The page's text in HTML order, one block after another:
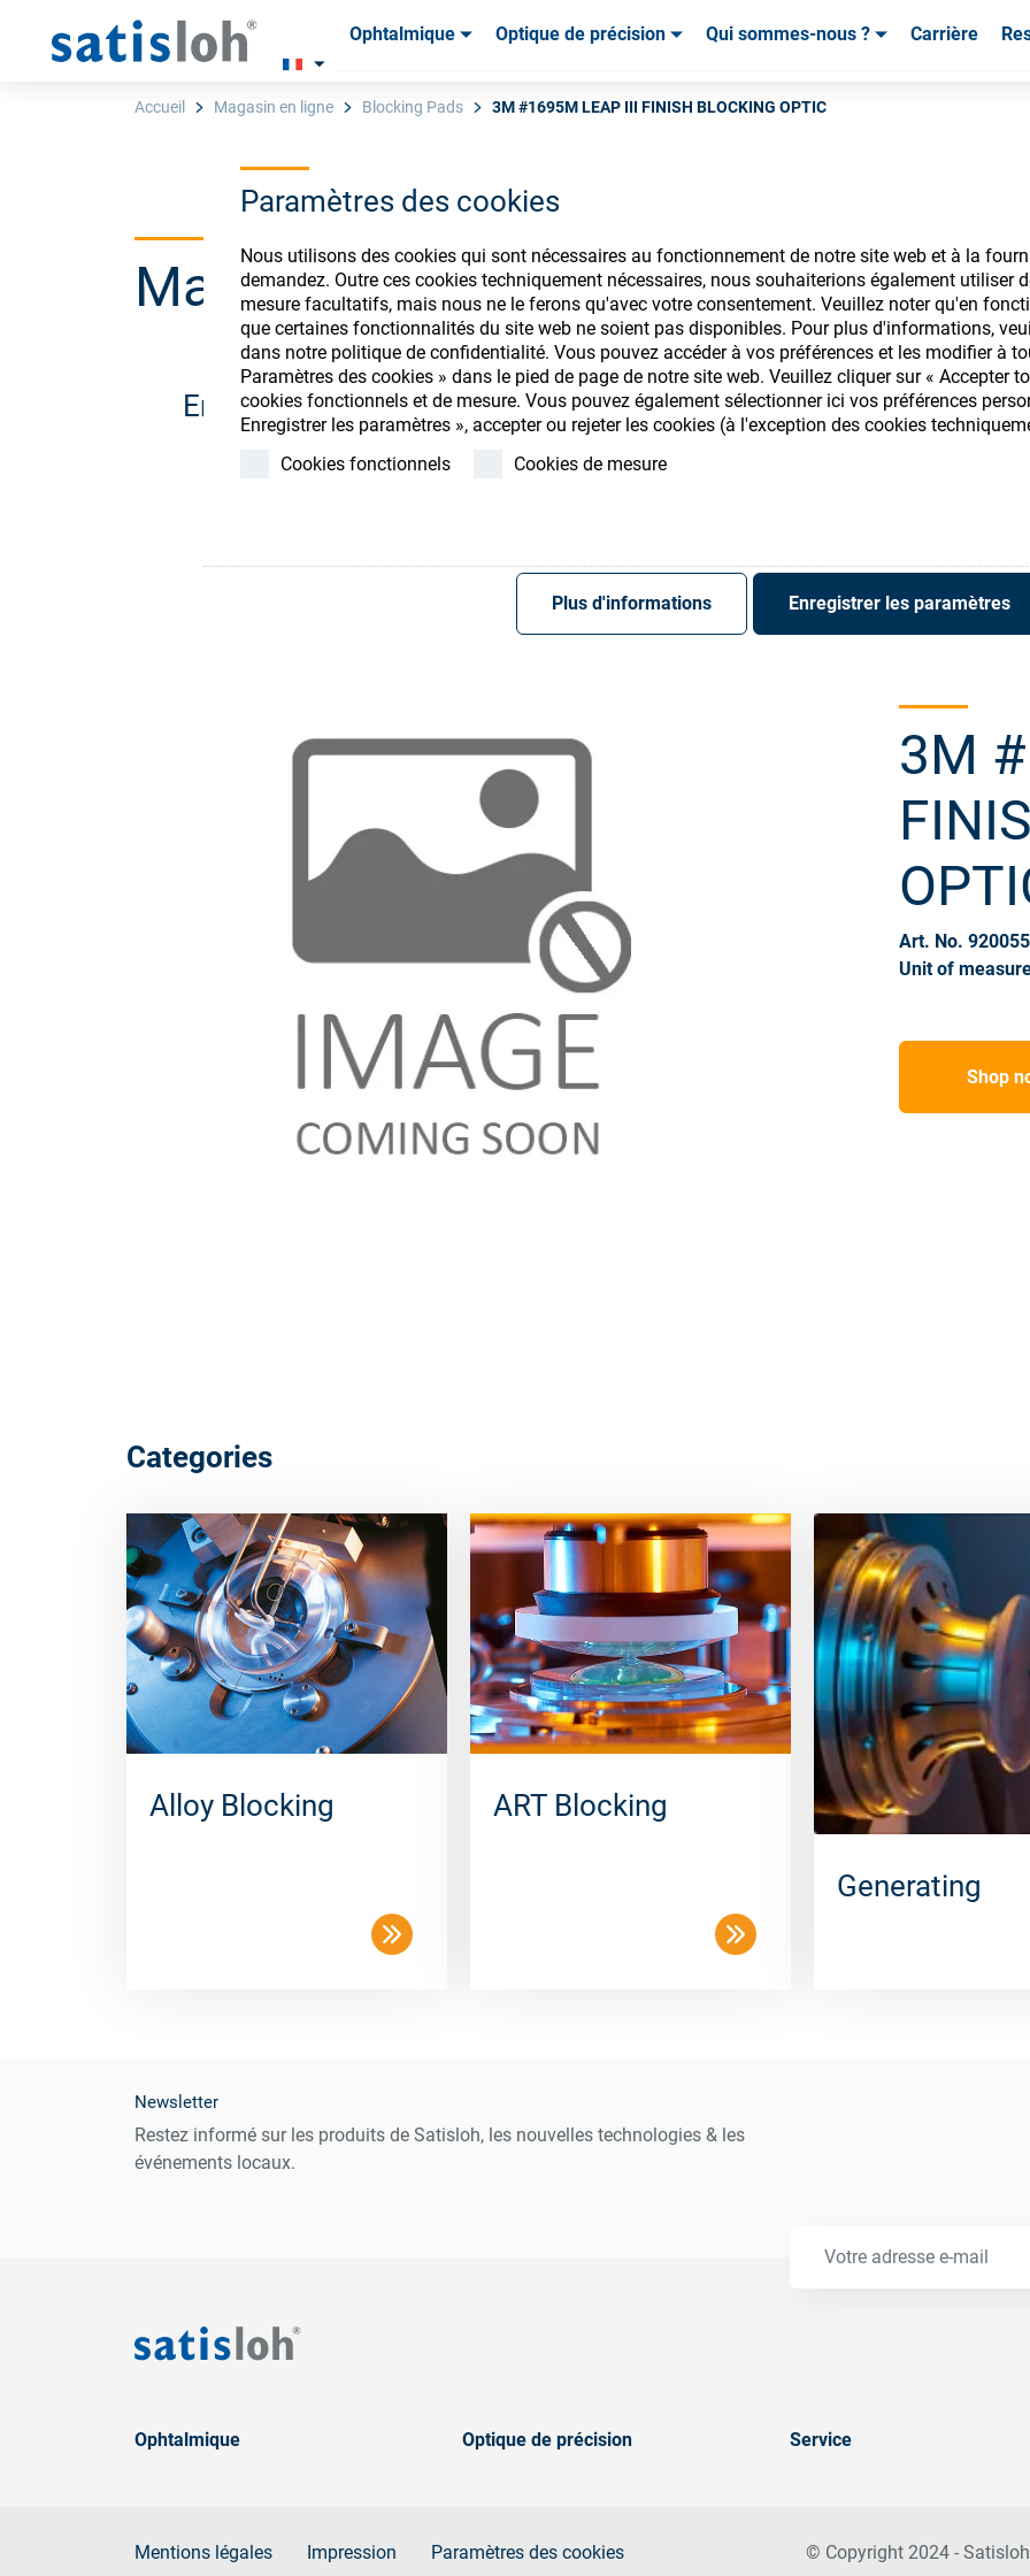
Paramètres des cookies
Nous utilisons des cookies qui sont nécessaires au fonctionnement de notre site web et à la
demandez. Outre ces cookies techniquement nécessaires, nous souhaiterions également utiliser
mesure facultatifs, mais nous ne le ferons qu'avec votre consentement. Veuillez noter qu'en
que certaines fonctionnalités du site web ne soient pas disponibles. Pour plus d'informations,
dans notre politique de confidentialité. Vous pouvez accéder à vos préférences et les modifier à
Paramètres des cookies » dans le pied de page de notre site web. Veuillez cliquer sur « Accepter
cookies fonctionnels et de mesure. Vous pouvez également sélectionner ici vos préférences
Enregistrer les paramètres », accepter ou rejeter les cookies (à l'exception des cookies
Cookies fonctionnels
Cookies de mesure
Plus d'informations Enregistrer les paramètres
Ophtalmique Optique de précision Qui sommes-nous ? Carrière
Ophtalmique
Accueil Magasin en ligne Blocking Pads 3M #1695M LEAP III FINISH BLOCKING OPTIC
Magasin de consommables
Enregistrez-vous ou connectez-vous pour accéder à vos
gamme de consommables
3M
Art. No.
Unit of
Shop
Categories
Alloy Blocking ART Blocking
Generating
Newsletter
Restez informé sur les produits de Satisloh, les nouvelles technologies & les
événements locaux.
Ophtalmique Optique de précision Service
Mentions légales Impression Paramètres des cookies © Copyright 2024 -